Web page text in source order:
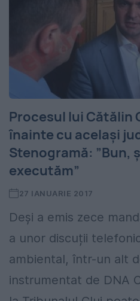
Procesul lui Cătălin
înainte cu același
Stenogramă: ”Bun,
executăm”
27 IANUARIE 2017
Deși a emis zece
a unor discuții
ambiental, într-un alt
instrumentat de DNA